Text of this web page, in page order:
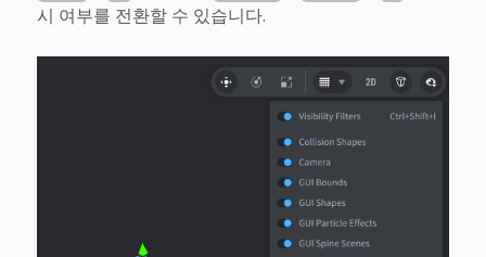
시 여부를 전환할 수 있습니다.